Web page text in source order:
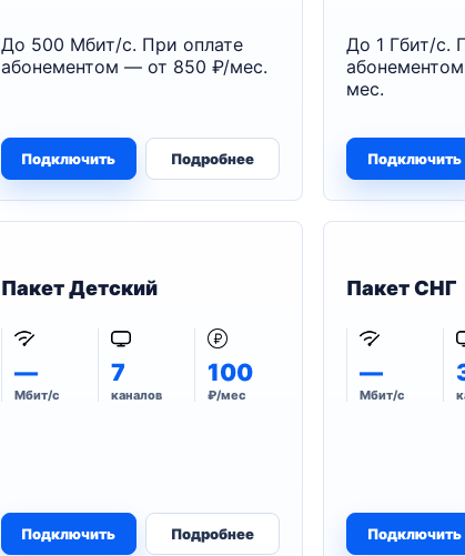
До 500 Мбит/с. При оплате
абонементом — от 850 ₽/мес.
Подключить Подробнее
До 1 Гбит/с.
мес.
Подключить
Пакет Детский
—
Мбит/с
7
каналов
100
₽/мес
Подключить Подробнее
Пакет СНГ
—
Мбит/с
Подключить